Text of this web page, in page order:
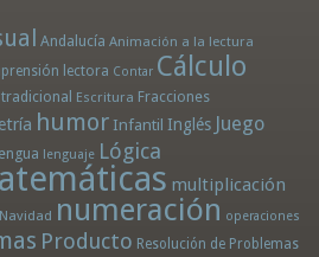
Andalucía Animación a la lectura
lectora Contar Cálculo
Escritura Fracciones
humor Infantil Inglés Juego
lenguaje Lógica
multiplicación
Navidad numeración operaciones
Producto Resolución de Problemas